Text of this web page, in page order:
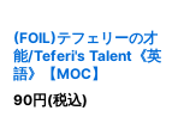
(FOIL)テフェリーの才
能/Teferi's Talent《英
語》【MOC】
90円(税込)